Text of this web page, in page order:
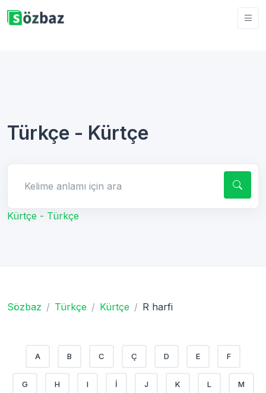
Türkçe - Kürtçe
Kürtçe - Türkçe
Sözbaz Türkçe Kürtçe R harfi
A B C Ç D E F
G H I İ J K L M